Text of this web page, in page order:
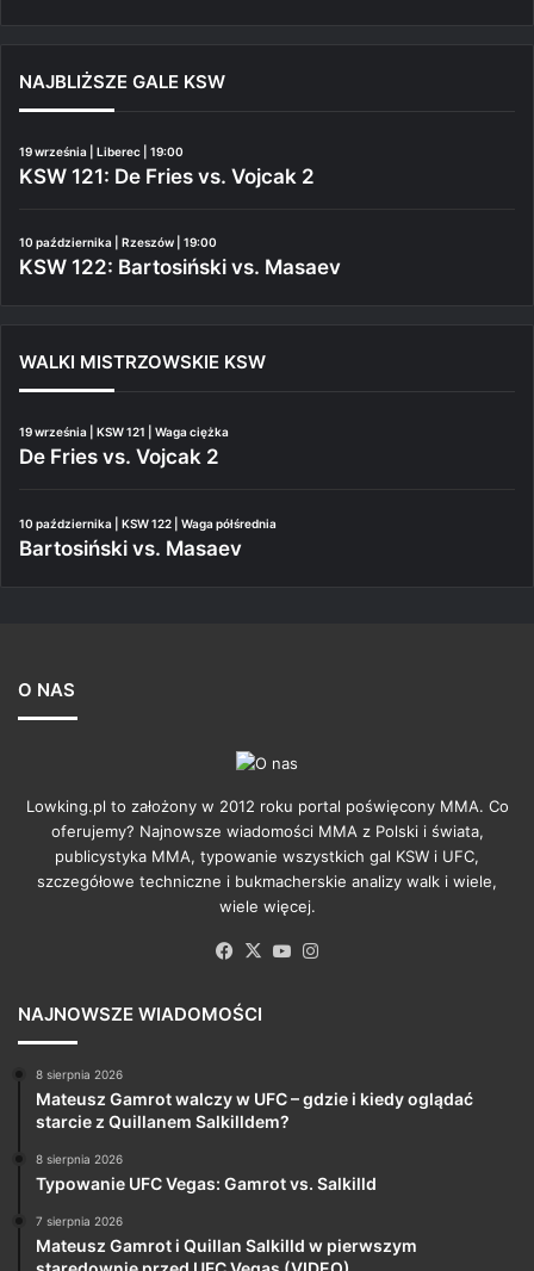
NAJBLIŻSZE GALE KSW
19 września | Liberec | 19:00
KSW 121: De Fries vs. Vojcak 2
10 października | Rzeszów | 19:00
KSW 122: Bartosiński vs. Masaev
WALKI MISTRZOWSKIE KSW
19 września | KSW 121 | Waga ciężka
De Fries vs. Vojcak 2
10 października | KSW 122 | Waga półśrednia
Bartosiński vs. Masaev
O NAS
Lowking.pl to założony w 2012 roku portal poświęcony MMA. Co
oferujemy? Najnowsze wiadomości MMA z Polski i świata,
publicystyka MMA, typowanie wszystkich gal KSW i UFC,
szczegółowe techniczne i bukmacherskie analizy walk i wiele,
wiele więcej.
Facebook
X YouTube
NAJNOWSZE WIADOMOŚCI
8 sierpnia 2026
Mateusz Gamrot walczy w UFC – gdzie i kiedy oglądać
starcie z Quillanem Salkilldem?
8 sierpnia 2026
Typowanie UFC Vegas: Gamrot vs. Salkilld
7 sierpnia 2026
Mateusz Gamrot i Quillan Salkilld w pierwszym